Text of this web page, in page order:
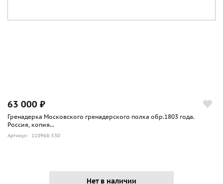
63 000 ₽
Гренадерка Московского гренадерского полка обр.1803 года.
Россия, копия...
Артикул: 110968-530
Нет в наличии